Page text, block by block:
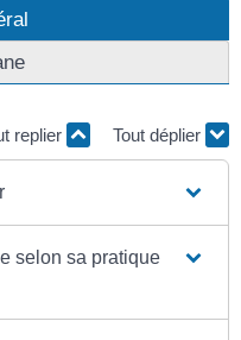
replier Tout déplier
selon sa pratique